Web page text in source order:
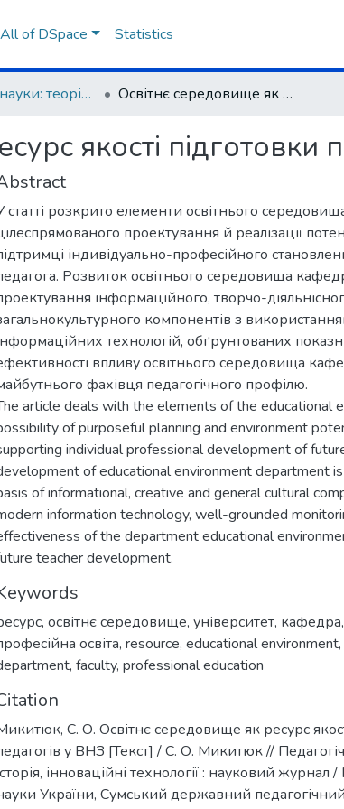
All of DSpace Statistics
Педагогічні науки: теорія, історія, інноваційні технології Освітнє середовище як ресурс якості підготовки педагогів у ВНЗ
якості підготовки
статті розкрито елементи освітнього
проектування й реалізації
індивідуально-професійного
Розвиток освітнього середовища
інформаційного, творчо-
компонентів з
технологій, обґрунтованих
впливу освітнього середовища
фахівця педагогічного профілю.
article deals with the elements of the educational
of purposeful planning and environment
individual professional development of
of educational environment department
of informational, creative and general cultural
information technology, well-grounded
of the department educational
teacher development.
, освітнє середовище, університет, кафедра,
освіта, resource, educational environment,
, faculty, professional education
С. О. Освітнє середовище як ресурс
у ВНЗ [Текст] / С. О. Микитюк //
інноваційні технології : науковий журнал /
України, Сумський державний педагогічний